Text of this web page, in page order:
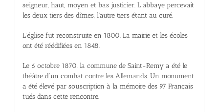
seigneur, haut, moyen et bas justicier. L abbaye percevait
les deux tiers des dîmes, l’autre tiers étant au curé.
L’église fut reconstruite en 1800. La mairie et les écoles
ont été réédifiées en 1848.
Le 6 octobre 1870, la commune de Saint-Remy a été le
théâtre d’un combat contre les Allemands. Un monument
a été élevé par souscription à la mémoire des 97 Français
tués dans cette rencontre.